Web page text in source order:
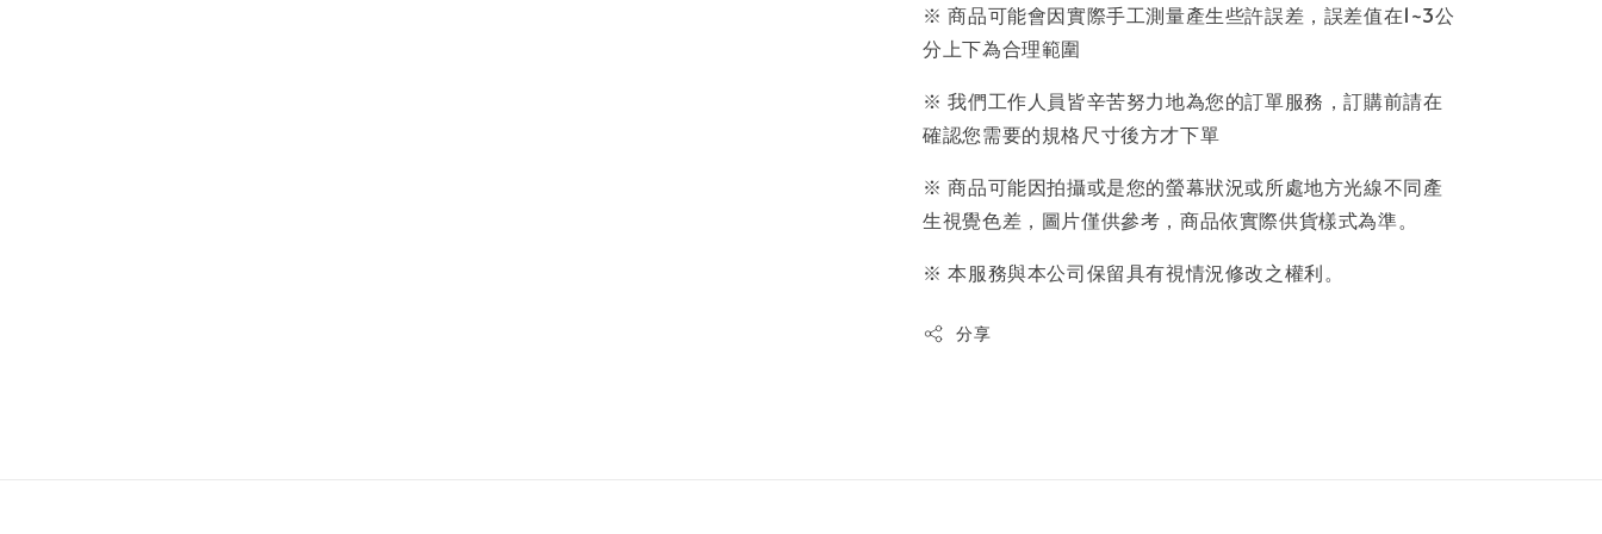
※ 商品可能會因實際手工測量產生些許誤差，誤差值在1~3公
分上下為合理範圍
※ 我們工作人員皆辛苦努力地為您的訂單服務，訂購前請在
確認您需要的規格尺寸後方才下單
※ 商品可能因拍攝或是您的螢幕狀況或所處地方光線不同產
生視覺色差，圖片僅供參考，商品依實際供貨樣式為準。
※ 本服務與本公司保留具有視情況修改之權利。
分享